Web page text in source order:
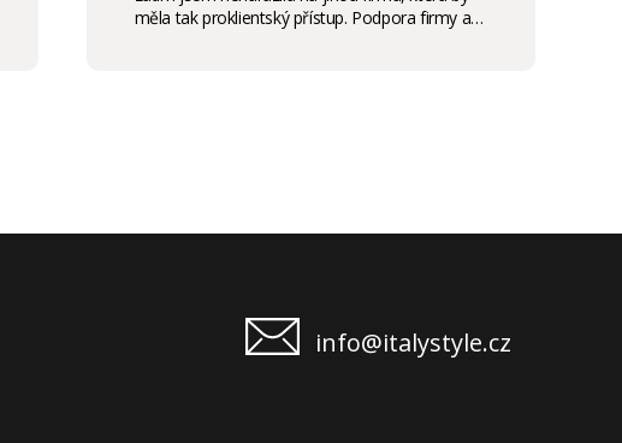
měla tak proklientský přístup. Podpora firmy a
info@italystyle.cz